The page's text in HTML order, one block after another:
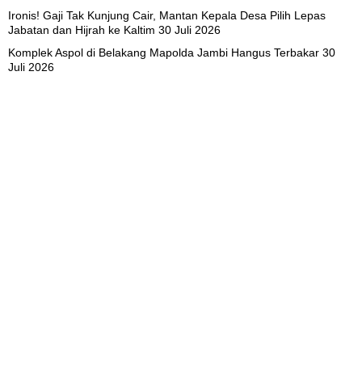
Ironis! Gaji Tak Kunjung Cair, Mantan Kepala Desa Pilih Lepas
Jabatan dan Hijrah ke Kaltim 30 Juli 2026
Komplek Aspol di Belakang Mapolda Jambi Hangus Terbakar 30
Juli 2026